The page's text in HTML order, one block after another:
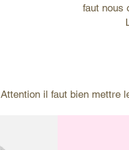
faut nous
Attention il faut bien mettre